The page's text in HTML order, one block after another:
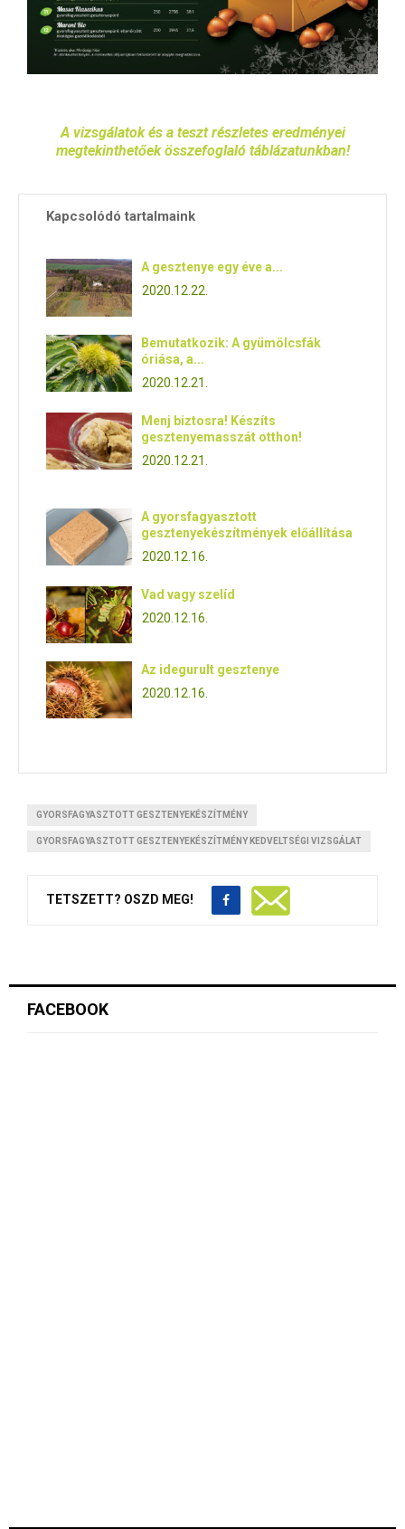
A vizsgálatok és a teszt részletes eredményei
megtekinthetőek összefoglaló táblázatunkban!
Kapcsolódó tartalmaink
A gesztenye egy éve a...
2020.12.22.
Bemutatkozik: A gyümölcsfák
óriása, a...
2020.12.21.
Menj biztosra! Készíts
gesztenyemasszát otthon!
2020.12.21.
A gyorsfagyasztott
gesztenyekészítmények előállítása
2020.12.16.
Vad vagy szelíd
2020.12.16.
Az idegurult gesztenye
2020.12.16.
GYORSFAGYASZTOTT GESZTENYEKÉSZÍTMÉNY
GYORSFAGYASZTOTT GESZTENYEKÉSZÍTMÉNY KEDVELTSÉGI VIZSGÁLAT
TETSZETT? OSZD MEG!
FACEBOOK